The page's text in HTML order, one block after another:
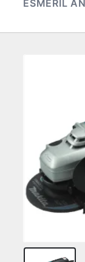
ESMERIL